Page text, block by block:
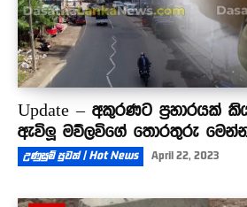
Update – අකුරණට ප්‍රහාරයක්
ඇවිලූ මව්ලවිගේ තොරතුරු
උණුසුම් පුවත් | Hot News April 22, 2023